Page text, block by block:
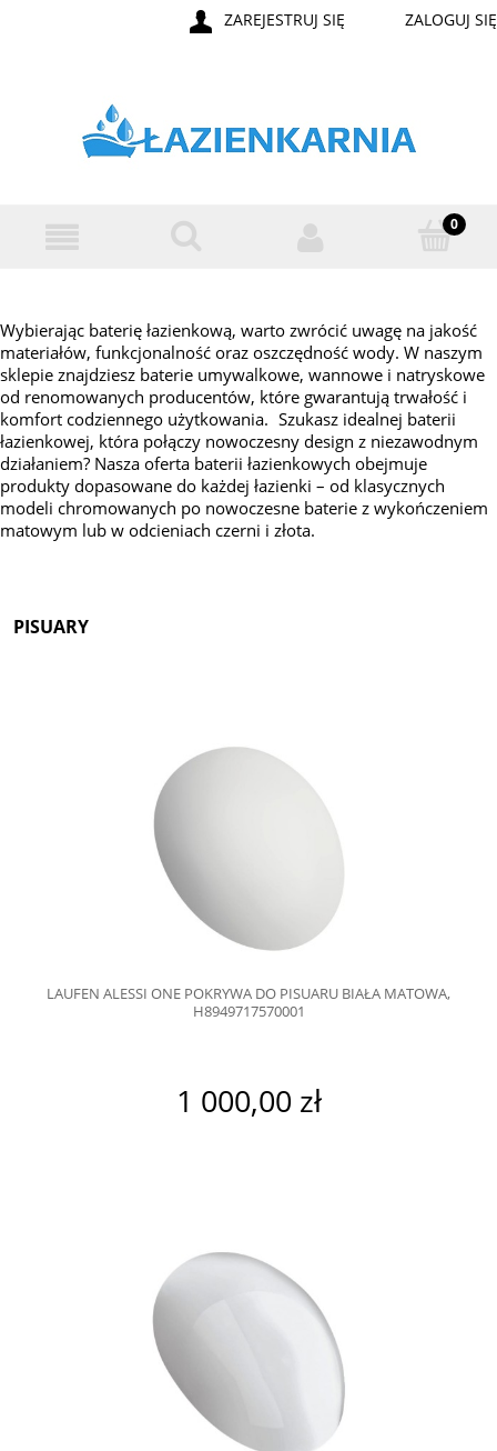
ZAREJESTRUJ SIĘ ZALOGUJ SIĘ
Wybierając baterię łazienkową, warto zwrócić uwagę na jakość
materiałów, funkcjonalność oraz oszczędność wody. W naszym
sklepie znajdziesz baterie umywalkowe, wannowe i natryskowe
od renomowanych producentów, które gwarantują trwałość i
komfort codziennego użytkowania. Szukasz idealnej baterii
łazienkowej, która połączy nowoczesny design z niezawodnym
działaniem? Nasza oferta baterii łazienkowych obejmuje
produkty dopasowane do każdej łazienki – od klasycznych
modeli chromowanych po nowoczesne baterie z wykończeniem
matowym lub w odcieniach czerni i złota.
PISUARY
LAUFEN ALESSI ONE POKRYWA DO PISUARU BIAŁA MATOWA,
H8949717570001
1 000,00 zł